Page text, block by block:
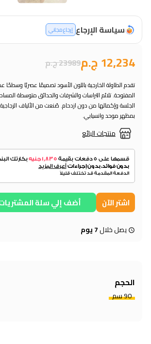
سياسة الإرجاع إرجاع مجاني
12,234 ج.م 23989 ج.م
منتجات البائع
تقدم الطاولة الخارجية باللون الأسود تصميمًا عصريًا وسطحًا
المفتوحة. تلائم التراسات والشرفات والحدائق متوسطة
الجلسة وإكمالها من دون ازدحام. صُنعت من الألياف
بمظهر موحد وانسيابي.
اشتر الآن أضف إلي سلة
يصل خلال7 يوم
الحجم
90 سم